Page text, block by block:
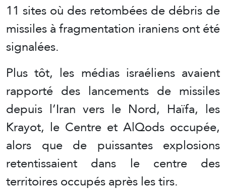
11 sites où des retombées de débris de
missiles à fragmentation iraniens ont été
signalées.
Plus tôt, les médias israéliens avaient
rapporté des lancements de missiles
depuis l’Iran vers le Nord, Haïfa, les
Krayot, le Centre et AlQods occupée,
alors que de puissantes explosions
retentissaient dans le centre des
territoires occupés après les tirs.